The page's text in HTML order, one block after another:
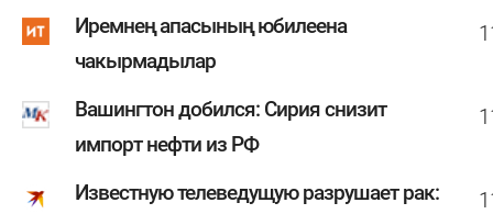
Иремнең апасының юбилеена
чакырмадылар
Вашингтон добился: Сирия снизит
импорт нефти из РФ
Известную телеведущую разрушает рак: